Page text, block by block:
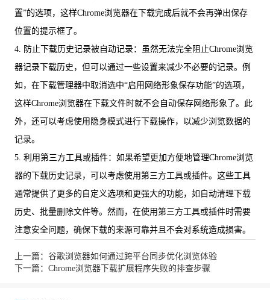
置”的选项，这样Chrome浏览器在下载完成后就不会再弹出保存
位置的提示框了。
4. 防止下载历史记录被自动记录：虽然无法完全阻止Chrome浏览
器记录下载历史，但可以通过一些设置来减少不必要的记录。例
如，在下载管理器中取消选中“启用网络形象保存功能”的选项，
这样Chrome浏览器在下载文件时就不会自动保存网络形象了。此
外，还可以考虑使用隐身模式进行下载操作，以减少浏览数据的
记录。
5. 利用第三方工具或插件：如果希望更加方便地管理Chrome浏览
器的下载历史记录，可以考虑使用第三方工具或插件。这些工具
通常提供了更多的自定义选项和更强大的功能，如自动清理下载
历史、批量删除文件等。然而，在使用第三方工具或插件时需要
注意安全问题，确保下载的来源可靠并且不会对系统造成损害。
上一篇：谷歌浏览器如何通过跨平台同步优化浏览体验
下一篇：Chrome浏览器下载扩展程序失败的排查步骤